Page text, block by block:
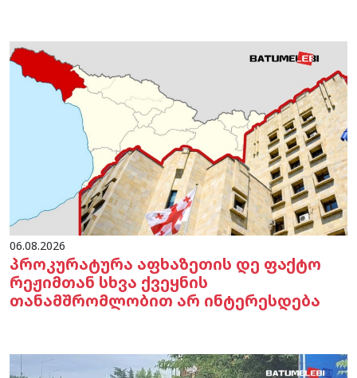
06.08.2026
პროკურატურა აფხაზეთის დე ფაქტო
რეჟიმთან სხვა ქვეყნის
თანამშრომლობით არ ინტერესდება